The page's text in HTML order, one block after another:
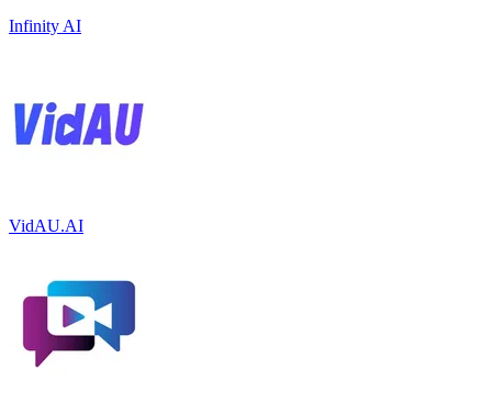
Infinity AI
VidAU.AI